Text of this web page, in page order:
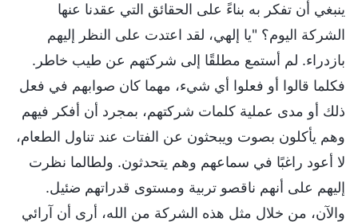
ينبغي أن تفكر به بناءً على الحقائق التي عقدنا عنها
الشركة اليوم؟ "يا إلهي، لقد اعتدت على النظر إليهم
بازدراء. لم أستمع مطلقًا إلى شركتهم عن طيب خاطر.
فكلما قالوا أو فعلوا أي شيء، مهما كان صوابهم في فعل
ذلك أو مدى عملية كلمات شركتهم، بمجرد أن أفكر فيهم
وهم يأكلون بصوت ويبحثون عن الفتات عند تناول الطعام،
لا أعود راغبًا في سماعهم وهم يتحدثون. ولطالما نظرت
إليهم على أنهم ناقصو تربية ومستوى قدراتهم ضئيل.
والآن، من خلال مثل هذه الشركة من الله، أرى أن آرائي